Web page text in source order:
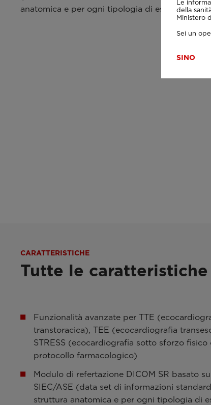
anatomica e per ogni tipologia di esame
CARATTERISTICHE
Tutte le caratteristiche
Funzionalità avanzate per TTE
transtoracica), TEE (ecocardiografia
STRESS (ecocardiografia sotto sforzo fisico
protocollo farmacologico)
Modulo di refertazione DICOM SR basato
SIEC/ASE (data set di informazioni
struttura anatomica e per ogni tipologia di
Le
della
Ministero
Sei un
SINO